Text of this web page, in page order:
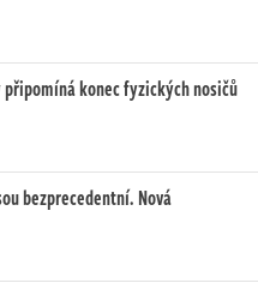
konec fyzických nosičů
bezprecedentní. Nová